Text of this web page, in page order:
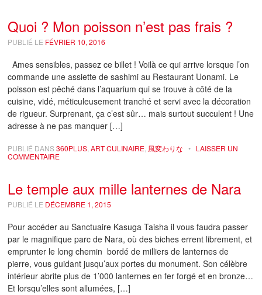
Quoi ? Mon poisson n’est pas frais ?
PUBLIÉ LE FÉVRIER 10, 2016
Ames sensibles, passez ce billet ! Voilà ce qui arrive lorsque l’on
commande une assiette de sashimi au Restaurant Uonami. Le
poisson est pêché dans l’aquarium qui se trouve à côté de la
cuisine, vidé, méticuleusement tranché et servi avec la décoration
de rigueur. Surprenant, ça c’est sûr… mais surtout succulent ! Une
adresse à ne pas manquer […]
PUBLIÉ DANS360PLUS ,ART CULINAIRE 風変わりな • LAISSER UN
COMMENTAIRE
Le temple aux mille lanternes de Nara
PUBLIÉ LE DÉCEMBRE 1, 2015
Pour accéder au Sanctuaire Kasuga Taisha il vous faudra passer
par le magnifique parc de Nara, où des biches errent librement, et
emprunter le long chemin bordé de milliers de lanternes de
pierre, vous guidant jusqu’aux portes du monument. Son célèbre
intérieur abrite plus de 1’000 lanternes en fer forgé et en bronze…
Et lorsqu’elles sont allumées, […]